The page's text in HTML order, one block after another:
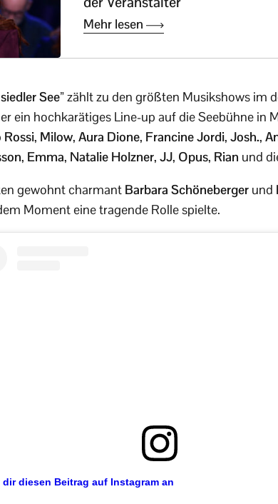
Mehr lesen
See”zählt zu den größten Musikshows im
ein hochkarätiges Line-up auf die Seebühne in
Rossi, Milow, Aura Dione, Francine Jordi, Josh.,
, Emma, Natalie Holzner, JJ, Opus, Rian und
gewohnt charmant Barbara Schöneberger und
Moment eine tragende Rolle spielte.
dir diesen Beitrag auf Instagram an